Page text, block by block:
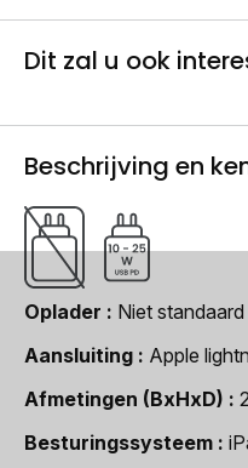
Dit zal u ook
Beschrijving en
Oplader
Niet
Aansluiting
Apple
Afmetingen (BxHxD)
Besturingssysteem